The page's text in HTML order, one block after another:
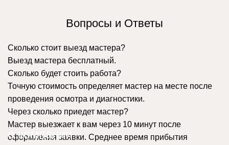
Вопросы и Ответы
Сколько стоит выезд мастера?
Выезд мастера бесплатный.
Сколько будет стоить работа?
Точную стоимость определяет мастер на месте после
проведения осмотра и диагностики.
Через сколько приедет мастер?
Мастер выезжает к вам через 10 минут после
оформления заявки. Среднее время прибытия
о компании